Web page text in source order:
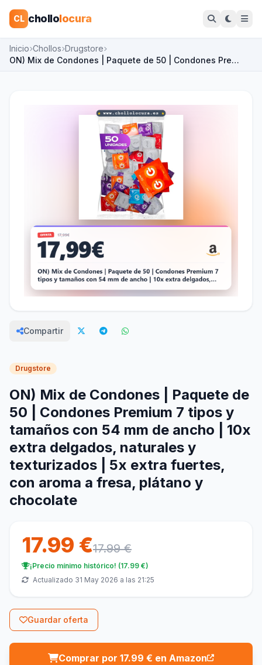
CL chollolocura
Inicio Chollos Drugstore
ON) Mix de Condones | Paquete de 50 | Condones Pre…
Compartir
Drugstore
ON) Mix de Condones | Paquete de
50 | Condones Premium 7 tipos y
tamaños con 54 mm de ancho | 10x
extra delgados, naturales y
texturizados | 5x extra fuertes,
con aroma a fresa, plátano y
chocolate
17.99 €17.99 €
¡Precio mínimo histórico! (17.99 €)
Actualizado 31 May 2026 a las 21:25
Guardar oferta
Comprar por 17.99 € en Amazon